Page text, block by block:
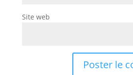
Site web